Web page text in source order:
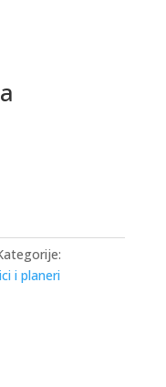
i planeri